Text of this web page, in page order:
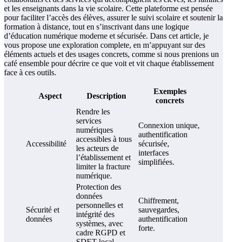
et les enseignants dans la vie scolaire. Cette plateforme est pensée
pour faciliter l’accès des élèves, assurer le suivi scolaire et soutenir la
formation à distance, tout en s’inscrivant dans une logique
d’éducation numérique moderne et sécurisée. Dans cet article, je
vous propose une exploration completе, en m’appuyant sur des
éléments actuels et des usages concrets, comme si nous prenions un
café ensemble pour décrire ce que voit et vit chaque établissement
face à ces outils.
Aspect Description
Exemples
concrets
Accessibilité
Rendre les
services
numériques
accessibles à tous
les acteurs de
l’établissement et
limiter la fracture
numérique.
Connexion unique,
authentification
sécurisée,
interfaces
simplifiées.
Sécurité et
données
Protection des
données
personnelles et
intégrité des
systèmes, avec
cadre RGPD et
Chiffrement,
sauvegardes,
authentification
forte.